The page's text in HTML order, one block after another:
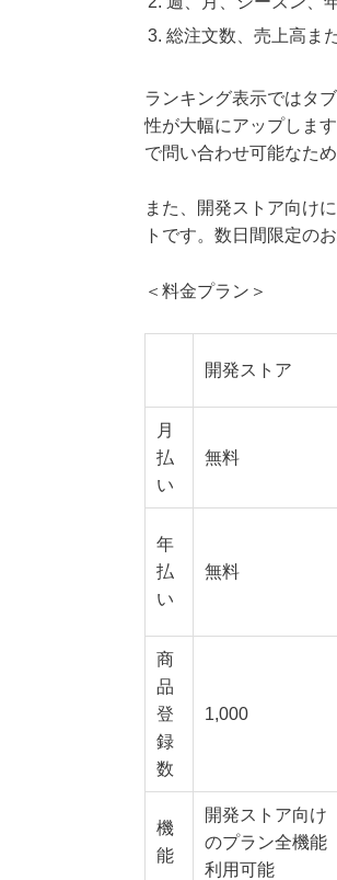
総注文数、売上高ま
ランキング表示ではタ
性が大幅にアップしま
で問い合わせ可能なた
また、開発ストア向け
トです。数日間限定の
＜料金プラン＞
開発ストア
月
払
い
無料
年
払
い
無料
商
品
登
録
数
1,000
機
能
開発ストア向け
のプラン全機能
利用可能